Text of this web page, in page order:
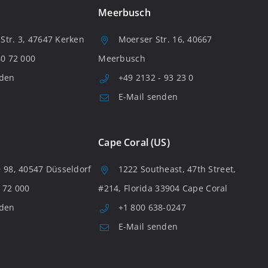
3, 47647 Kerken
72 000
Meerbusch
Moerser Str. 16, 40667
Meerbusch
+49 2132 - 93 23 0
E-Mail senden
98, 40547 Düsseldorf
000
Cape Coral (US)
1222 Southeast, 47th Street,
#214, Florida 33904 Cape Coral
+1 800 638-0247
E-Mail senden